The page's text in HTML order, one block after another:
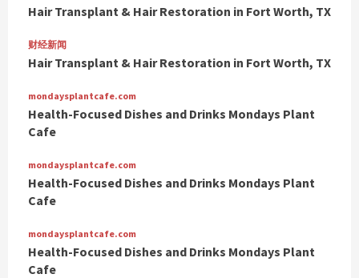
Hair Transplant & Hair Restoration in Fort Worth, TX
财经新闻
Hair Transplant & Hair Restoration in Fort Worth, TX
mondaysplantcafe.com
Health-Focused Dishes and Drinks Mondays Plant
Cafe
mondaysplantcafe.com
Health-Focused Dishes and Drinks Mondays Plant
Cafe
mondaysplantcafe.com
Health-Focused Dishes and Drinks Mondays Plant
Cafe